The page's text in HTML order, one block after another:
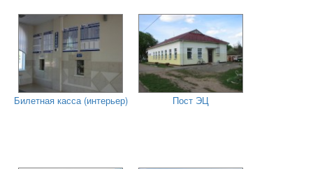
Билетная касса (интерьер) Пост ЭЦ